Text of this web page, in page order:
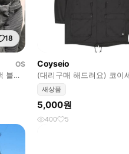
18
OS
블랙
Coyseio
(대리구매 해드려요) 코이
상 새상품
새상품
5,000원
400 5